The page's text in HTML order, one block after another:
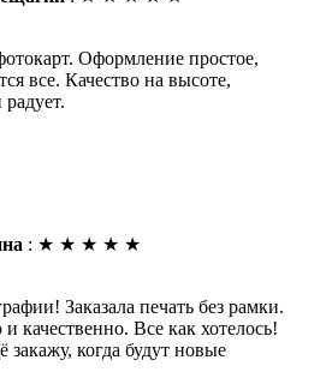
Оформление простое,
все. Качество на высоте,
радует.
: ★ ★ ★ ★ ★
Заказала печать без рамки.
качественно. Все как хотелось!
закажу, когда будут новые